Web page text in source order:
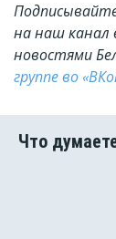
на наш канал
новостями
группе во